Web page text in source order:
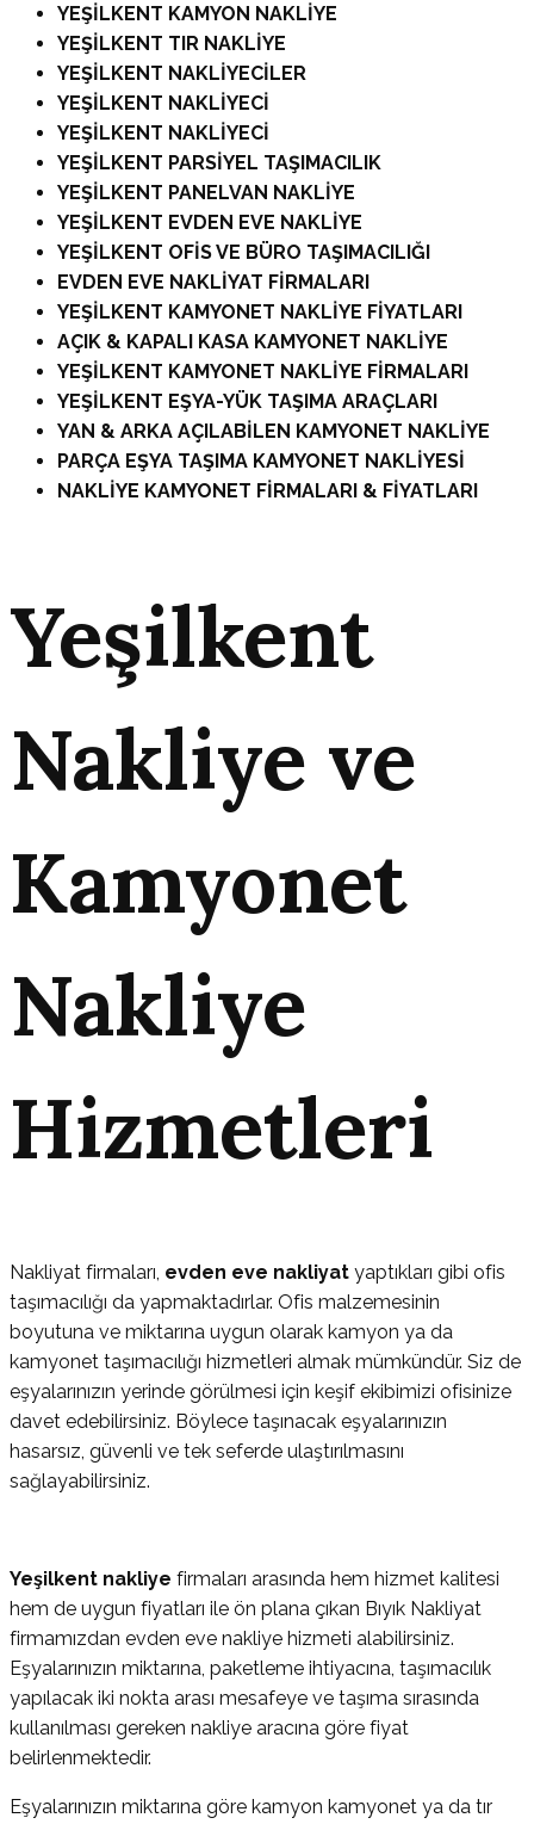
YEŞİLKENT KAMYON NAKLİYE
YEŞİLKENT TIR NAKLİYE
YEŞİLKENT NAKLİYECİLER
YEŞİLKENT NAKLİYECİ
YEŞİLKENT NAKLİYECİ
YEŞİLKENT PARSİYEL TAŞIMACILIK
YEŞİLKENT PANELVAN NAKLİYE
YEŞİLKENT EVDEN EVE NAKLİYE
YEŞİLKENT OFİS VE BÜRO TAŞIMACILIĞI
EVDEN EVE NAKLİYAT FİRMALARI
YEŞİLKENT KAMYONET NAKLİYE FİYATLARI
AÇIK & KAPALI KASA KAMYONET NAKLİYE
YEŞİLKENT KAMYONET NAKLİYE FİRMALARI
YEŞİLKENT EŞYA-YÜK TAŞIMA ARAÇLARI
YAN & ARKA AÇILABİLEN KAMYONET NAKLİYE
PARÇA EŞYA TAŞIMA KAMYONET NAKLİYESİ
NAKLİYE KAMYONET FİRMALARI & FİYATLARI
Yeşilkent
Nakliye ve
Kamyonet
Nakliye
Hizmetleri
Nakliyat firmaları, evden eve nakliyat yaptıkları gibi ofis
taşımacılığı da yapmaktadırlar. Ofis malzemesinin
boyutuna ve miktarına uygun olarak kamyon ya da
kamyonet taşımacılığı hizmetleri almak mümkündür. Siz de
eşyalarınızın yerinde görülmesi için keşif ekibimizi ofisinize
davet edebilirsiniz. Böylece taşınacak eşyalarınızın
hasarsız, güvenli ve tek seferde ulaştırılmasını
sağlayabilirsiniz.
Yeşilkent nakliye firmaları arasında hem hizmet kalitesi
hem de uygun fiyatları ile ön plana çıkan Bıyık Nakliyat
firmamızdan evden eve nakliye hizmeti alabilirsiniz.
Eşyalarınızın miktarına, paketleme ihtiyacına, taşımacılık
yapılacak iki nokta arası mesafeye ve taşıma sırasında
kullanılması gereken nakliye aracına göre fiyat
belirlenmektedir.
Eşyalarınızın miktarına göre kamyon kamyonet ya da tır